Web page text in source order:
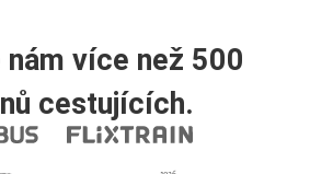
nám více než 500
cestujících.